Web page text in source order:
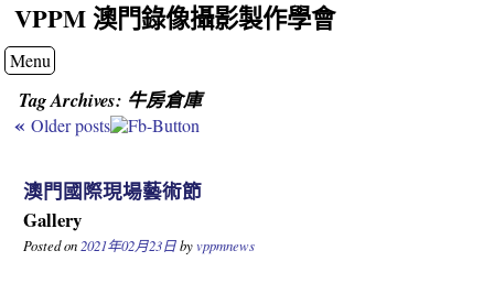
VPPM 澳門錄像攝影製作學會
Menu
Tag Archives: 牛房倉庫
« Older posts
澳門國際現場藝術節
Gallery
Posted on 2021年02月23日byvppmnews